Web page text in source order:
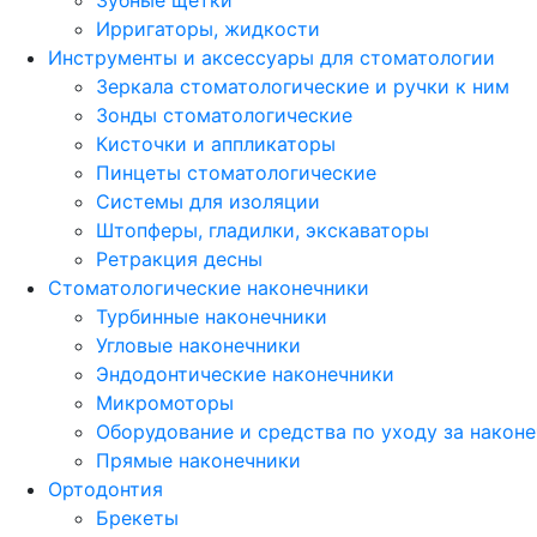
Ирригаторы, жидкости
Инструменты и аксессуары для стоматологии
Зеркала стоматологические и ручки к ним
Зонды стоматологические
Кисточки и аппликаторы
Пинцеты стоматологические
Системы для изоляции
Штопферы, гладилки, экскаваторы
Ретракция десны
Стоматологические наконечники
Турбинные наконечники
Угловые наконечники
Эндодонтические наконечники
Микромоторы
Оборудование и средства по уходу за
Прямые наконечники
Ортодонтия
Брекеты